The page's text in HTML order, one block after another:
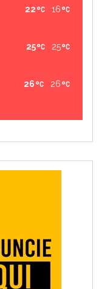
16
22
25
25
26
26